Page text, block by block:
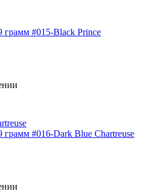
грамм #015-Black Prince
грамм #016-Dark Blue Chartreuse